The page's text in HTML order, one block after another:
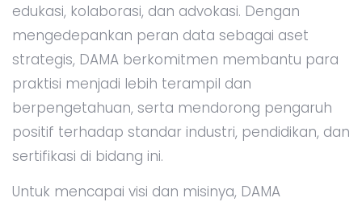
edukasi, kolaborasi, dan advokasi. Dengan
mengedepankan peran data sebagai aset
strategis, DAMA berkomitmen membantu para
praktisi menjadi lebih terampil dan
berpengetahuan, serta mendorong pengaruh
positif terhadap standar industri, pendidikan, dan
sertifikasi di bidang ini.
Untuk mencapai visi dan misinya, DAMA